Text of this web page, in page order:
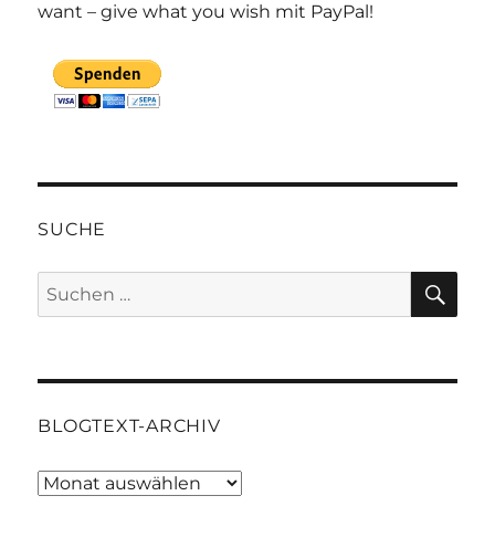
want – give what you wish mit PayPal!
SUCHE
Suchen
nach:
BLOGTEXT-ARCHIV
Blogtext-